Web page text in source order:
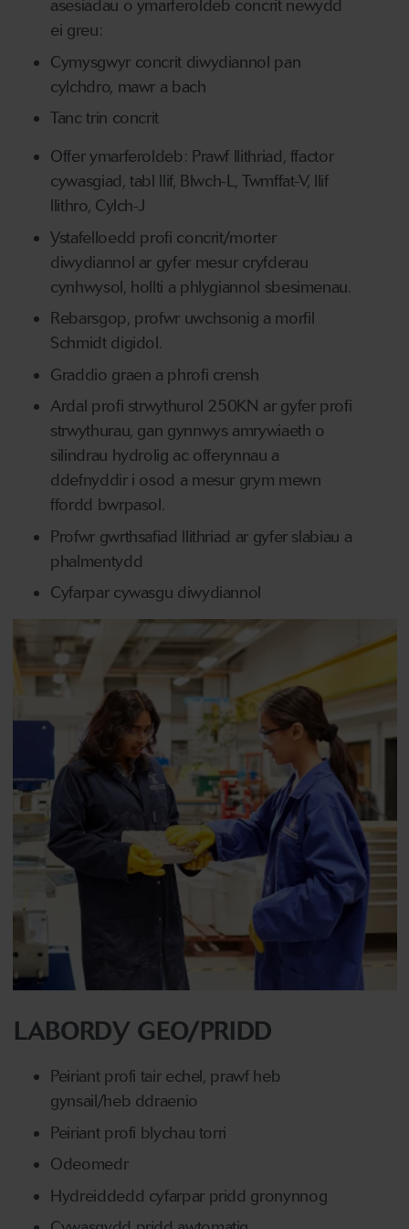
asesiadau o ymarferoldeb concrit newydd
ei greu:
Cymysgwyr concrit diwydiannol pan
cylchdro, mawr a bach
Tanc trin concrit
Offer ymarferoldeb: Prawf llithriad, ffactor
cywasgiad, tabl llif, Blwch-L, Twmffat-V, llif
llithro, Cylch-J
Ystafelloedd profi concrit/morter
diwydiannol ar gyfer mesur cryfderau
cynhwysol, hollti a phlygiannol sbesimenau.
Rebarsgop, profwr uwchsonig a morfil
Schmidt digidol.
Graddio graen a phrofi crensh
Ardal profi strwythurol 250KN ar gyfer profi
strwythurau, gan gynnwys amrywiaeth o
silindrau hydrolig ac offerynnau a
ddefnyddir i osod a mesur grym mewn
ffordd bwrpasol.
Profwr gwrthsafiad llithriad ar gyfer slabiau a
phalmentydd
Cyfarpar cywasgu diwydiannol
LABORDY GEO/PRIDD
Peiriant profi tair echel, prawf heb
gynsail/heb ddraenio
Peiriant profi blychau torri
Odeomedr
Hydreiddedd cyfarpar pridd gronynnog